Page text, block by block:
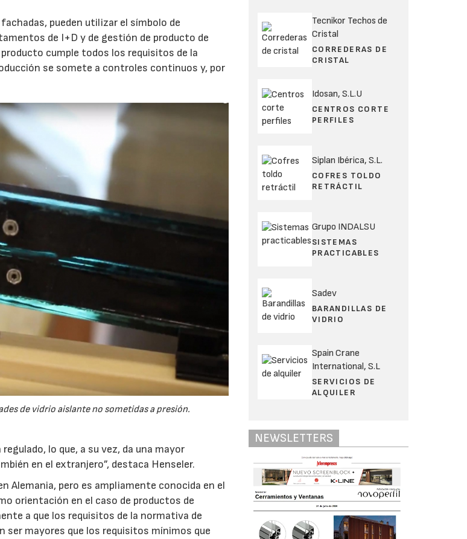
pueden utilizar el símbolo de
de I+D y de gestión de producto de
cumple todos los requisitos de la
se somete a controles continuos y, por
de vidrio aislante no sometidas a presión.
lo que, a su vez, da una mayor
en el extranjero”, destaca Henseler.
Alemania, pero es ampliamente conocida en el
orientación en el caso de productos de
a que los requisitos de la normativa de
ser mayores que los requisitos mínimos que
Tecnikor Techos de
Cristal
CORREDERAS DE
CRISTAL
Idosan, S.L.U
CENTROS CORTE
PERFILES
Siplan Ibérica, S.L.
COFRES TOLDO
RETRÁCTIL
Grupo INDALSU
SISTEMAS
PRACTICABLES
Sadev
BARANDILLAS DE
VIDRIO
Spain Crane
International, S.L
SERVICIOS DE
ALQUILER
NEWSLETTERS